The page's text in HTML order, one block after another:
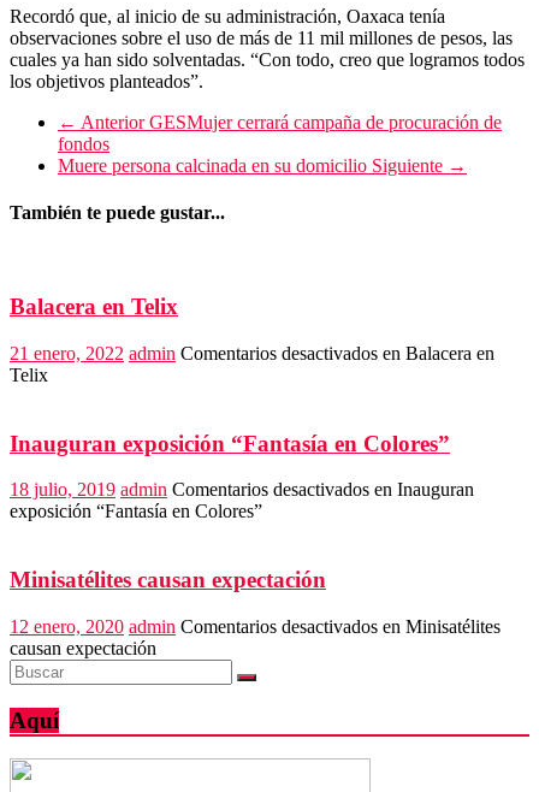
Recordó que, al inicio de su administración, Oaxaca tenía
observaciones sobre el uso de más de 11 mil millones de pesos, las
cuales ya han sido solventadas. “Con todo, creo que logramos todos
los objetivos planteados”.
← AnteriorGESMujer cerrará campaña de procuración de
fondos
Muere persona calcinada en su domicilio Siguiente →
También te puede gustar...
Balacera en Telix
21 enero, 2022 admin Comentarios desactivados en Balacera en
Telix
Inauguran exposición “Fantasía en Colores”
18 julio, 2019 admin Comentarios desactivados en Inauguran
exposición “Fantasía en Colores”
Minisatélites causan expectación
12 enero, 2020 admin Comentarios desactivados en Minisatélites
causan expectación
Aquí